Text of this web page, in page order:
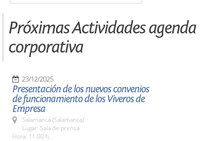
Próximas Actividades agenda
corporativa
23/12/2025
Presentación de los nuevos convenios
de funcionamiento de los Viveros de
Empresa
Salamanca (Salamanca)
Lugar: Sala de prensa
Hora: 11:00 h.